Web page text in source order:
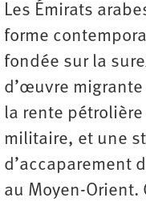
Les Émirats
forme
fondée sur la
d’œuvre
la rente
militaire, et une
d’accaparement
au Moyen-Orient.